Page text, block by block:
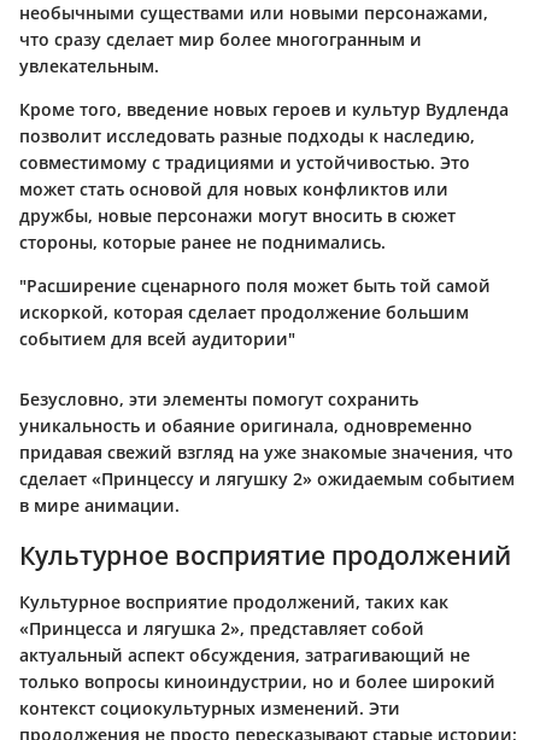
необычными существами или новыми персонажами,
что сразу сделает мир более многогранным и
увлекательным.
Кроме того, введение новых героев и культур Вудленда
позволит исследовать разные подходы к наследию,
совместимому с традициями и устойчивостью. Это
может стать основой для новых конфликтов или
дружбы, новые персонажи могут вносить в сюжет
стороны, которые ранее не поднимались.
"Расширение сценарного поля может быть той самой
искоркой, которая сделает продолжение большим
событием для всей аудитории"
Безусловно, эти элементы помогут сохранить
уникальность и обаяние оригинала, одновременно
придавая свежий взгляд на уже знакомые значения, что
сделает «Принцессу и лягушку 2» ожидаемым событием
в мире анимации.
Культурное восприятие продолжений
Культурное восприятие продолжений, таких как
«Принцесса и лягушка 2», представляет собой
актуальный аспект обсуждения, затрагивающий не
только вопросы киноиндустрии, но и более широкий
контекст социокультурных изменений. Эти
продолжения не просто пересказывают старые истории;